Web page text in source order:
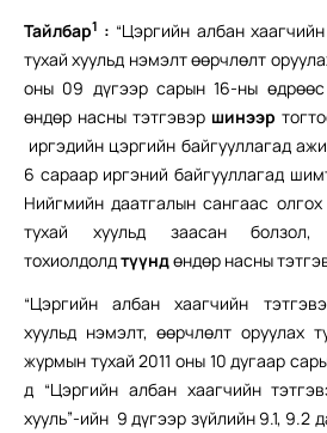
Тайлбар1 : “Цэргийн албан
тухай хуульд нэмэлт өөрчлөлт
оны 09 дүгээр сарын 16-ны
өндөр насны тэтгэвэр шинээр
иргэдийн цэргийн байгууллагад
6 сараар иргэний байгууллагад
Нийгмийн даатгалын сангаас
тухай хуульд заасан болзол,
тохиолдолдтүүндөндөр насны
“Цэргийн албан хаагчийн
хуульд нэмэлт, өөрчлөлт оруулах
журмын тухай 2011 оны 10 дугаар
д “Цэргийн албан хаагчийн
хууль”-ийн 9 дүгээр зүйлийн 9.1, 9.2